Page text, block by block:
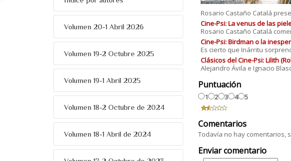
Volumen 20-1 Abril 2026
Volumen 19-2 Octubre 2025
Volumen 19-1 Abril 2025
Volumen 18-2 Octubre de 2024
Volumen 18-1 Abril de 2024
Rosario Castaño Catalá
Cine-Psi: La venus de las
Rosario Castaño Catalá
Cine-Psi: Birdman o la
Es cierto que Inárritu
Clásicos del Cine-Psi: Lilith
Alejandro Ávila e Ignacio
Puntuación
1 2 3 4 5
Comentarios
Todavía no hay comentarios,
Enviar comentario